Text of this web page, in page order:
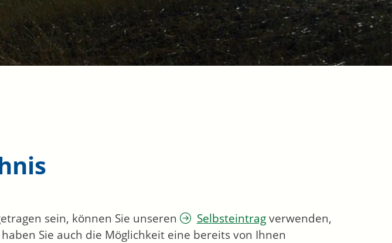
sein, können Sie unseren Selbsteintragverwenden,
Sie auch die Möglichkeit eine bereits von Ihnen